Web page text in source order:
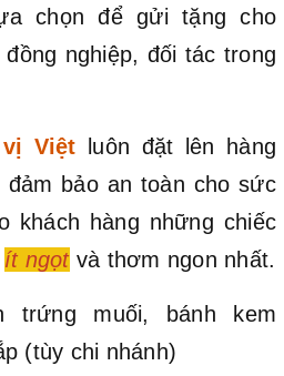
chọn để gửi tặng cho
nghiệp, đối tác trong
Việt luôn đặt lên hàng
bảo an toàn cho sức
khách hàng những chiếc
ít ngọt và thơm ngon nhất.
trứng muối, bánh kem
(tùy chi nhánh)